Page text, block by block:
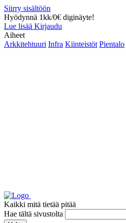
Siirry sisältöön
Hyödynnä 1kk/0€ diginäyte!
Lue lisää Kirjaudu
Aiheet
Arkkitehtuuri Infra Kiinteistöt Pientalo
Kaikki mitä tietää pitää
Hae tältä sivustolta